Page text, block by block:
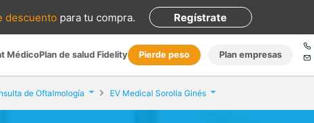
descuento para tu compra. Regístrate
MédicoPlan de salud Fidelity Pierde peso Plan empresas
de Oftalmología EV Medical Sorolla Ginés